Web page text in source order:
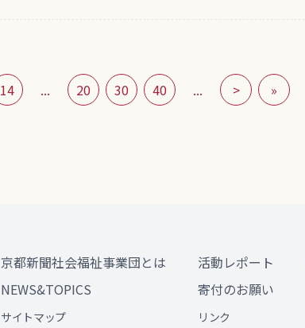
14 ... 20 30 40 ... > »
京都新聞社会福祉事業団とは 活動レポート
NEWS&TOPICS
寄付のお願い
サイトマップ リンク